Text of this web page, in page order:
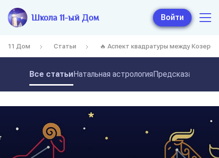
Школа 11-ый Дом Войти
11 Дом Статьи 🔥 Аспект квадратуры между
Все статьиНатальная астрология